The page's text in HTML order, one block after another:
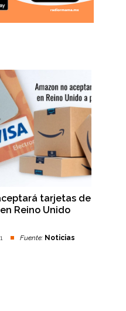
tarjetas de
Reino Unido
Fuente: Noticias